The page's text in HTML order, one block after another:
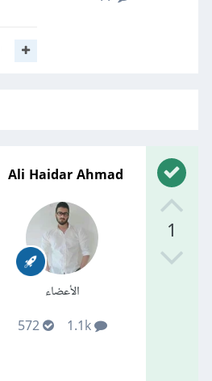
1
Ali Haidar Ahmad
الأعضاء
1.1k
572